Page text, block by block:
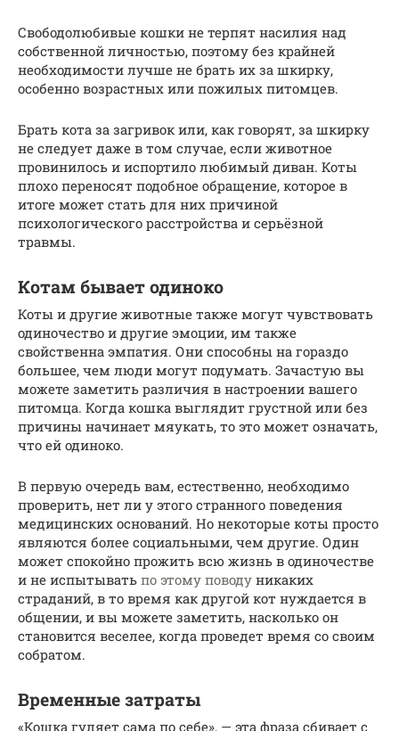
Свободолюбивые кошки не терпят насилия над
собственной личностью, поэтому без крайней
необходимости лучше не брать их за шкирку,
особенно возрастных или пожилых питомцев.
Брать кота за загривок или, как говорят, за шкирку
не следует даже в том случае, если животное
провинилось и испортило любимый диван. Коты
плохо переносят подобное обращение, которое в
итоге может стать для них причиной
психологического расстройства и серьёзной
травмы.
Котам бывает одиноко
Коты и другие животные также могут чувствовать
одиночество и другие эмоции, им также
свойственна эмпатия. Они способны на гораздо
большее, чем люди могут подумать. Зачастую вы
можете заметить различия в настроении вашего
питомца. Когда кошка выглядит грустной или без
причины начинает мяукать, то это может означать,
что ей одиноко.
В первую очередь вам, естественно, необходимо
проверить, нет ли у этого странного поведения
медицинских оснований. Но некоторые коты просто
являются более социальными, чем другие. Один
может спокойно прожить всю жизнь в одиночестве
и не испытывать по этому поводу никаких
страданий, в то время как другой кот нуждается в
общении, и вы можете заметить, насколько он
становится веселее, когда проведет время со своим
собратом.
Временные затраты
«Кошка гуляет сама по себе», — эта фраза сбивает с